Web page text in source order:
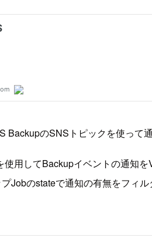
BackupのSNSトピックを使って
使用してBackupイベントの通知を
Jobのstateで通知の有無をフィ